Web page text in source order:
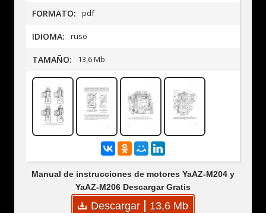
FORMATO: pdf
IDIOMA: ruso
TAMAÑO: 13,6 Mb
Manual de instrucciones de motores YaAZ-M204 y
YaAZ-M206 Descargar Gratis
Descargar 13,6 Mb